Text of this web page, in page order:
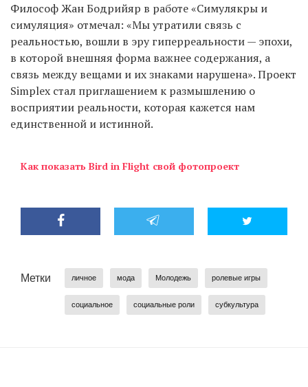
Философ Жан Бодрийяр в работе «Симулякры и
симуляция» отмечал: «Мы утратили связь с
реальностью, вошли в эру гиперреальности — эпохи,
в которой внешняя форма важнее содержания, а
связь между вещами и их знаками нарушена». Проект
Simplex стал приглашением к размышлению о
восприятии реальности, которая кажется нам
единственной и истинной.
Как показать Bird in Flight свой фотопроект
Метки личное мода Молодежь ролевые игры
социальное социальные роли субкультура